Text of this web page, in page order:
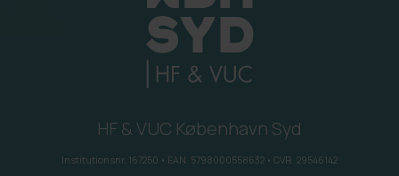
HF & VUC København Syd
Institutionsnr. 167250 • EAN. 5798000558632 • CVR. 29546142